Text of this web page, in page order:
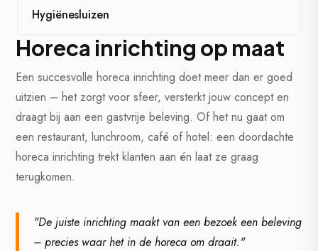
Hygiënesluizen
Horeca inrichting op maat
Een succesvolle horeca inrichting doet meer dan er goed
uitzien – het zorgt voor sfeer, versterkt jouw concept en
draagt bij aan een gastvrije beleving. Of het nu gaat om
een restaurant, lunchroom, café of hotel: een doordachte
horeca inrichting trekt klanten aan én laat ze graag
terugkomen.
"De juiste inrichting maakt van een bezoek een beleving
– precies waar het in de horeca om draait."